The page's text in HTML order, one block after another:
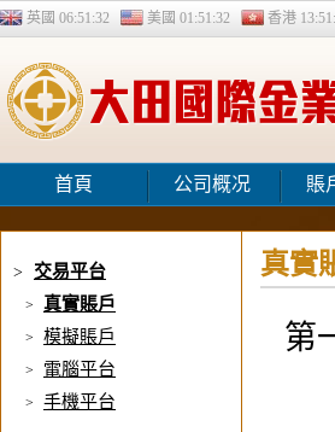
英國 06:51:32 美國 01:51:32 香港
首頁 公司概况 賬
> 交易平台
> 真實賬戶
> 模擬賬戶
> 電腦平台
> 手機平台
真實
第